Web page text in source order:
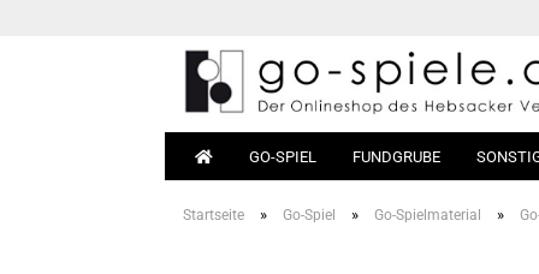
GO-SPIEL FUNDGRUBE
Startseite » Go-Spiel » Go-Spielmaterial »